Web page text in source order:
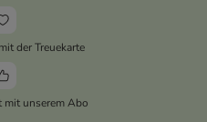
der Treuekarte
mit unserem Abo